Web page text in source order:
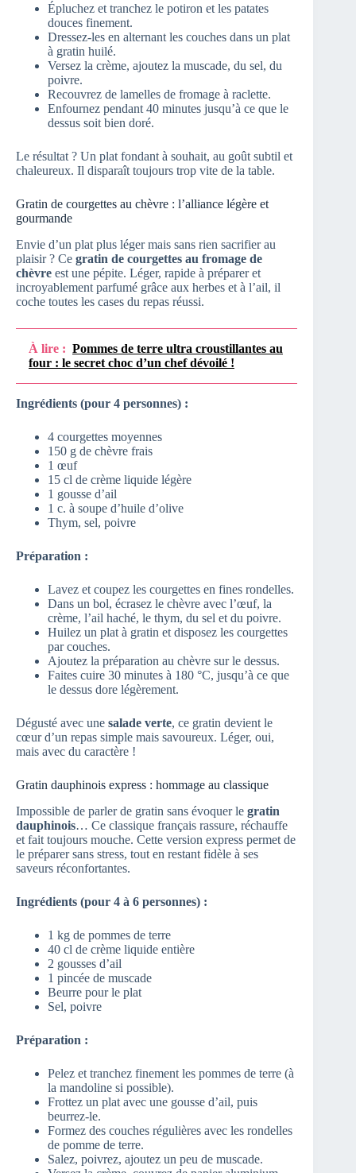
Épluchez et tranchez le potiron et les patates
douces finement.
Dressez-les en alternant les couches dans un plat
à gratin huilé.
Versez la crème, ajoutez la muscade, du sel, du
poivre.
Recouvrez de lamelles de fromage à raclette.
Enfournez pendant 40 minutes jusqu’à ce que le
dessus soit bien doré.
Le résultat ? Un plat fondant à souhait, au goût subtil et
chaleureux. Il disparaît toujours trop vite de la table.
Gratin de courgettes au chèvre : l’alliance légère et
gourmande
Envie d’un plat plus léger mais sans rien sacrifier au
plaisir ? Ce gratin de courgettes au fromage de
chèvre est une pépite. Léger, rapide à préparer et
incroyablement parfumé grâce aux herbes et à l’ail, il
coche toutes les cases du repas réussi.
À lire : Pommes de terre ultra croustillantes au
four : le secret choc d’un chef dévoilé !
Ingrédients (pour 4 personnes) :
4 courgettes moyennes
150 g de chèvre frais
1 œuf
15 cl de crème liquide légère
1 gousse d’ail
1 c. à soupe d’huile d’olive
Thym, sel, poivre
Préparation :
Lavez et coupez les courgettes en fines rondelles.
Dans un bol, écrasez le chèvre avec l’œuf, la
crème, l’ail haché, le thym, du sel et du poivre.
Huilez un plat à gratin et disposez les courgettes
par couches.
Ajoutez la préparation au chèvre sur le dessus.
Faites cuire 30 minutes à 180 °C, jusqu’à ce que
le dessus dore légèrement.
Dégusté avec une salade verte, ce gratin devient le
cœur d’un repas simple mais savoureux. Léger, oui,
mais avec du caractère !
Gratin dauphinois express : hommage au classique
Impossible de parler de gratin sans évoquer le gratin
dauphinois… Ce classique français rassure, réchauffe
et fait toujours mouche. Cette version express permet de
le préparer sans stress, tout en restant fidèle à ses
saveurs réconfortantes.
Ingrédients (pour 4 à 6 personnes) :
1 kg de pommes de terre
40 cl de crème liquide entière
2 gousses d’ail
1 pincée de muscade
Beurre pour le plat
Sel, poivre
Préparation :
Pelez et tranchez finement les pommes de terre (à
la mandoline si possible).
Frottez un plat avec une gousse d’ail, puis
beurrez-le.
Formez des couches régulières avec les rondelles
de pomme de terre.
Salez, poivrez, ajoutez un peu de muscade.